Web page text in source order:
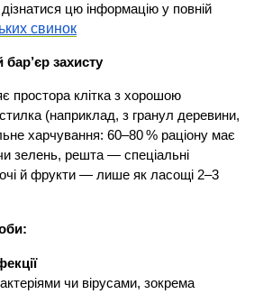
цю інформацію у повній
свинок
захисту
простора клітка з хорошою
(наприклад, з гранул деревини,
харчування: 60–80 % раціону має
зелень, решта — спеціальні
й фрукти — лише як ласощі 2–3